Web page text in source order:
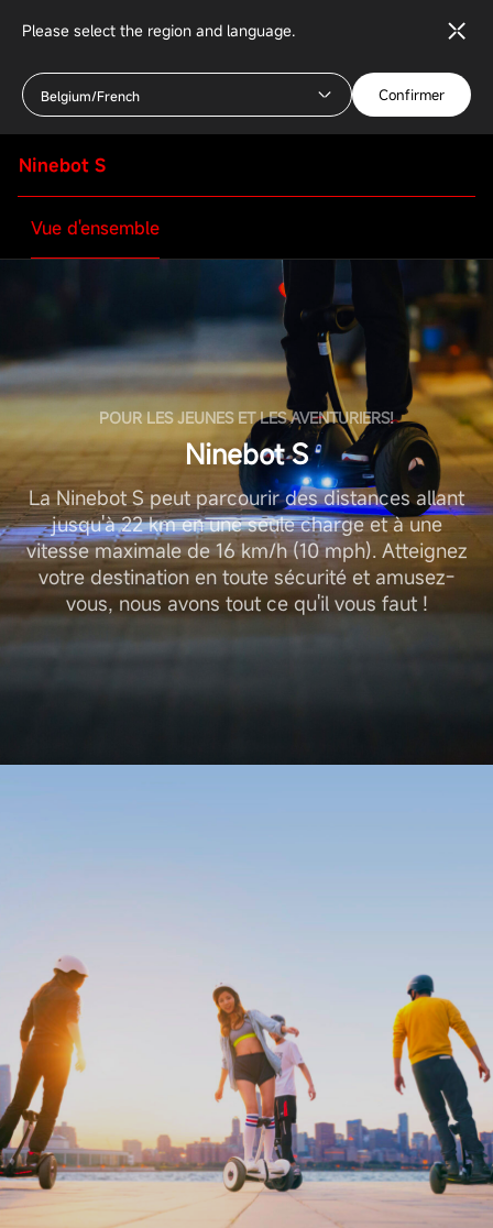
Please select the region and language.
Belgium/French Confirmer
Ninebot S
Vue d'ensemble
POUR LES JEUNES ET LES AVENTURIERS!
Ninebot S
La Ninebot S peut parcourir des distances allant
jusqu'à 22 km en une seule charge et à une
vitesse maximale de 16 km/h (10 mph). Atteignez
votre destination en toute sécurité et amusez-
vous, nous avons tout ce qu'il vous faut !